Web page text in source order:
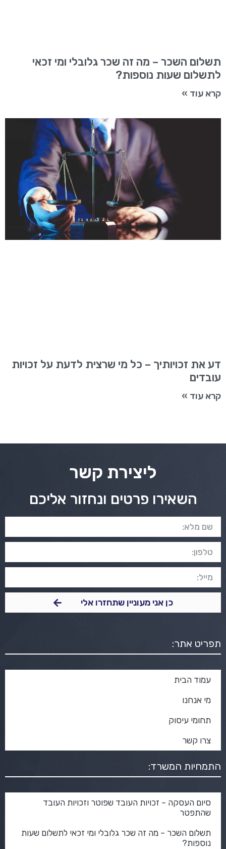
תשלום השכר – מה זה שכר גלובלי ומי זכאי
לתשלום שעות נוספות?
קרא עוד »
דע את זכויותיך – כל מי שרצית לדעת על זכויות
עובדים
קרא עוד »
ליצירת קשר
השאירו פרטים ונחזור אליכם
כן אני מעוניין שתחזרו אלי
תפריט אתר:
עמוד הבית
מי אנחנו
תחומי עיסוק
צרו קשר
התמחיות המשרד:
סיום העסקה – זכויות העובד שפוטר וזכויות העובד
שהתפטר
תשלום השכר – מה זה שכר גלובלי ומי זכאי לתשלום שעות
נוספות?